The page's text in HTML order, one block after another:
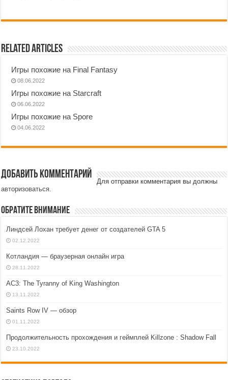
Related Articles
Игры похожие на Final Fantasy
08.06.2022
Игры похожие на Starcraft
06.06.2022
Игры похожие на Spore
04.06.2022
Добавить комментарий
Для отправки комментария вы должны
авторизоваться
Обратите внимание
Линдсей Лохан требует денег от создателей GTA 5
02.12.2022
Котландия — браузерная онлайн игра
28.11.2022
AC3: The Tyranny of King Washington
13.11.2022
Saints Row IV — обзор
01.11.2022
Продолжительность прохождения и геймплей Killzone : Shadow Fall
23.10.2022